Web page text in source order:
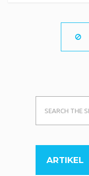
ARTIKEL